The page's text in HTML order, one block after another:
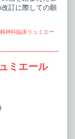
訂に際しての願
神科臨床リュミエー
ミエール